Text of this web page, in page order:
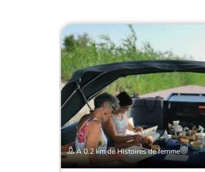
À 0.2 km de Histoires de femme